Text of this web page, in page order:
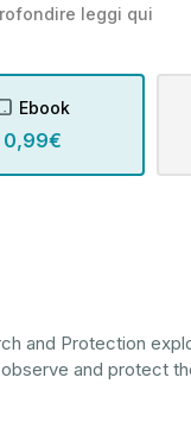
leggi qui
Ebook
0,99€
and Protection
and protect